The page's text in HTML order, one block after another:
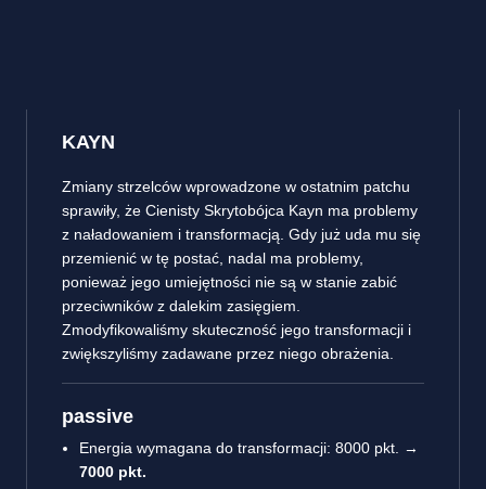
KAYN
Zmiany strzelców wprowadzone w ostatnim patchu
sprawiły, że Cienisty Skrytobójca Kayn ma problemy
z naładowaniem i transformacją. Gdy już uda mu się
przemienić w tę postać, nadal ma problemy,
ponieważ jego umiejętności nie są w stanie zabić
przeciwników z dalekim zasięgiem.
Zmodyfikowaliśmy skuteczność jego transformacji i
zwiększyliśmy zadawane przez niego obrażenia.
passive
Energia wymagana do transformacji: 8000 pkt. →
7000 pkt.